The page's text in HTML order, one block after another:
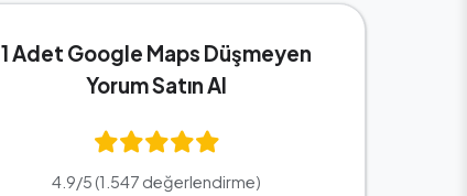
1 Adet Google Maps Düşmeyen
Yorum Satın Al
4.9/5 (1.547 değerlendirme)